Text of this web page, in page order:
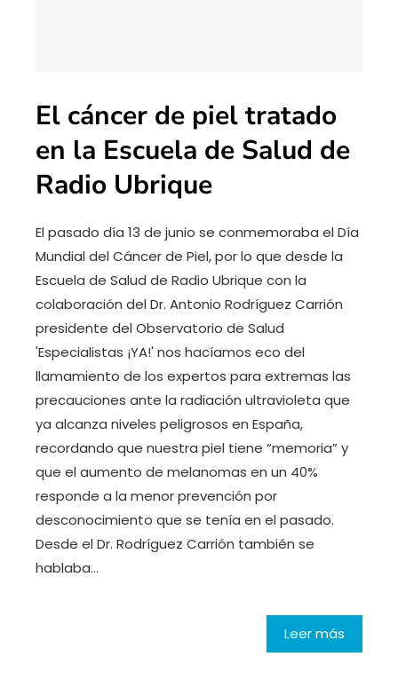
El cáncer de piel tratado
en la Escuela de Salud de
Radio Ubrique
El pasado día 13 de junio se conmemoraba el Día
Mundial del Cáncer de Piel, por lo que desde la
Escuela de Salud de Radio Ubrique con la
colaboración del Dr. Antonio Rodríguez Carrión
presidente del Observatorio de Salud
'Especialistas ¡YA!' nos hacíamos eco del
llamamiento de los expertos para extremas las
precauciones ante la radiación ultravioleta que
ya alcanza niveles peligrosos en España,
recordando que nuestra piel tiene “memoria” y
que el aumento de melanomas en un 40%
responde a la menor prevención por
desconocimiento que se tenía en el pasado.
Desde el Dr. Rodríguez Carrión también se
hablaba…
Leer más